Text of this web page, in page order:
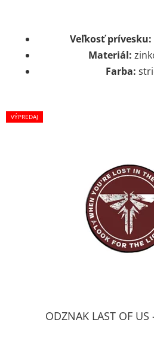
Veľkosť prívesku:
Materiál:
Farba:
VÝPREDAJ
ODZNAK LAST OF US